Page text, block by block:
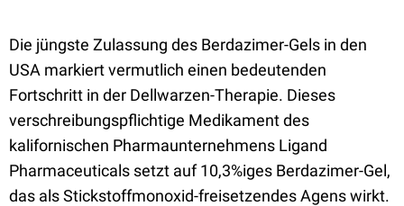
Die jüngste Zulassung des Berdazimer-Gels in den
USA markiert vermutlich einen bedeutenden
Fortschritt in der Dellwarzen-Therapie. Dieses
verschreibungspflichtige Medikament des
kalifornischen Pharmaunternehmens Ligand
Pharmaceuticals setzt auf 10,3%iges Berdazimer-Gel,
das als Stickstoffmonoxid-freisetzendes Agens wirkt.